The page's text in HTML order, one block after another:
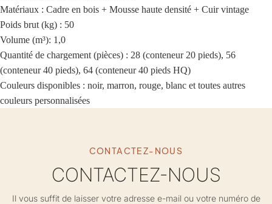
Matériaux : Cadre en bois + Mousse haute densité + Cuir vintage
Poids brut (kg) : 50
Volume (m³): 1,0
Quantité de chargement (pièces) : 28 (conteneur 20 pieds), 56
(conteneur 40 pieds), 64 (conteneur 40 pieds HQ)
Couleurs disponibles : noir, marron, rouge, blanc et toutes autres
couleurs personnalisées
CONTACTEZ-NOUS
CONTACTEZ-NOUS
Il vous suffit de laisser votre adresse e-mail ou votre numéro de